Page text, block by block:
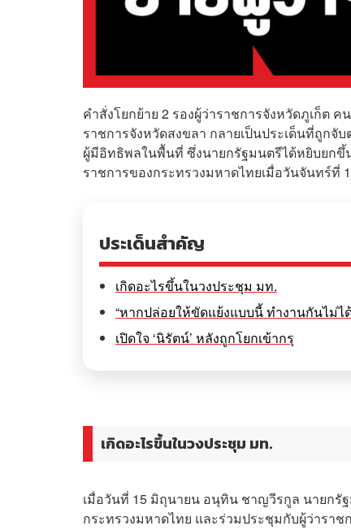
คำสั่งโยกย้าย 2 รองผู้ว่าราชการจังหวัดภูเก็ต
ราชการจังหวัดสงขลา กลายเป็นประเด็นที่ถูกจั
ผู้มีอิทธิพลในพื้นที่ ซึ่งนายกรัฐมนตรีได้หยิบยกขึ้
ราชการของกระทรวงมหาดไทยเมื่อวันจันทร์ที่
ประเด็นสำคัญ
เกิดอะไรขึ้นในวงประชุม มท.
“หากปล่อยให้ขัดแย้งแบบนี้ ทำงานกันไม่ไ
เปิดใจ ‘นิรัตน์’ หลังถูกโยกเข้ากรุ
เกิดอะไรขึ้นในวงประชุม มท.
เมื่อวันที่ 15 มิถุนายน อนุทิน ชาญวีรกูล นายกรั
กระทรวงมหาดไทย และร่วมประชุมกับผู้ว่าราช